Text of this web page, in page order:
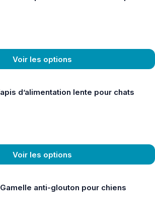
Voir les options
d’alimentation lente pour chats
Voir les options
anti-glouton pour chiens